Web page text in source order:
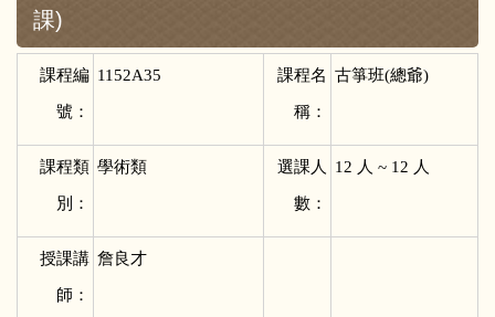
課)
課程編
號：
1152A35 課程名
稱：
古箏班(總爺)
課程類
別：
學術類 選課人
數：
12 人 ~ 12 人
授課講
師：
詹良才